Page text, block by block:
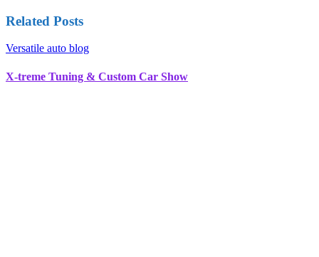
Related Posts
Versatile auto blog
X-treme Tuning & Custom Car Show